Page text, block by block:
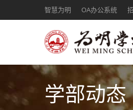
智慧为明 OA办公系统
学部动态